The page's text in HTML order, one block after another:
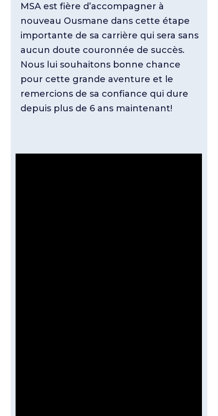
MSA est fière d’accompagner à
nouveau Ousmane dans cette étape
importante de sa carrière qui sera sans
aucun doute couronnée de succès.
Nous lui souhaitons bonne chance
pour cette grande aventure et le
remercions de sa confiance qui dure
depuis plus de 6 ans maintenant!